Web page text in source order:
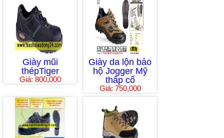
Giày mũi
thépTiger
Giá: 800,000
Giày da lộn bảo
hộ Jogger Mỹ
thấp cổ
Giá: 750,000